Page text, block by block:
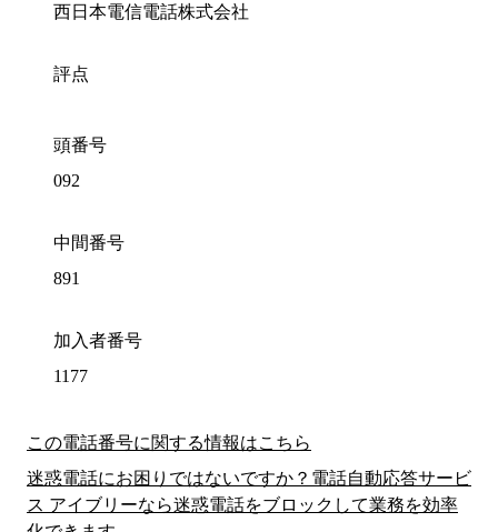
西日本電信電話株式会社
評点
頭番号
092
中間番号
891
加入者番号
1177
この電話番号に関する情報はこちら
迷惑電話にお困りではないですか？電話自動応答サービ
ス アイブリーなら迷惑電話をブロックして業務を効率